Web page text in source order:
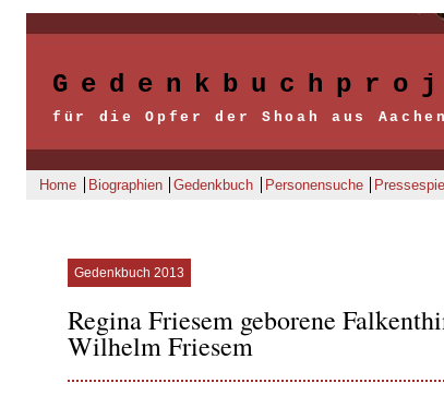
für die Opfer der Shoah aus
Home Biographien Gedenkbuch Personensuche
Gedenkbuch 2013
Regina Friesem geborene
Wilhelm Friesem